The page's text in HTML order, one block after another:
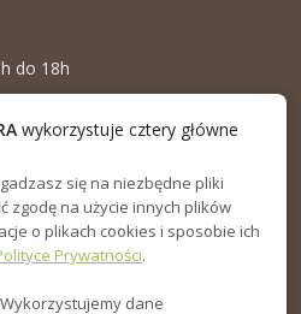
do 18h
wykorzystuje cztery główne
się na niezbędne pliki
zgodę na użycie innych plików
o plikach cookies i sposobie ich
Prywatności.
dane